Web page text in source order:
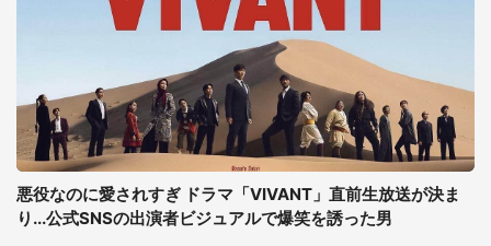
悪役なのに愛されすぎ ドラマ「VIVANT」直前生放送が決ま
り...公式SNSの出演者ビジュアルで爆笑を誘った男